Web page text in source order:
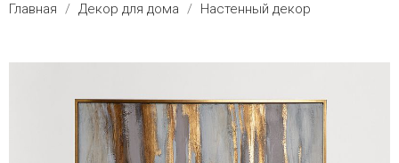
Главная Декор для дома Настенный декор